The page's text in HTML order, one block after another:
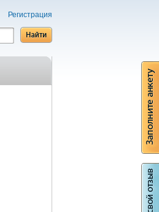
Регистрация